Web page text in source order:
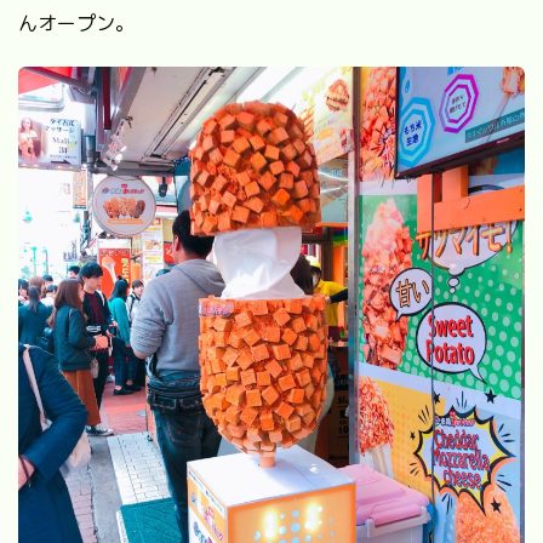
んオープン。